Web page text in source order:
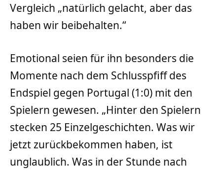
Vergleich „natürlich gelacht, aber das
haben wir beibehalten.“
Emotional seien für ihn besonders die
Momente nach dem Schlusspfiff des
Endspiel gegen Portugal (1:0) mit den
Spielern gewesen. „Hinter den Spielern
stecken 25 Einzelgeschichten. Was wir
jetzt zurückbekommen haben, ist
unglaublich. Was in der Stunde nach